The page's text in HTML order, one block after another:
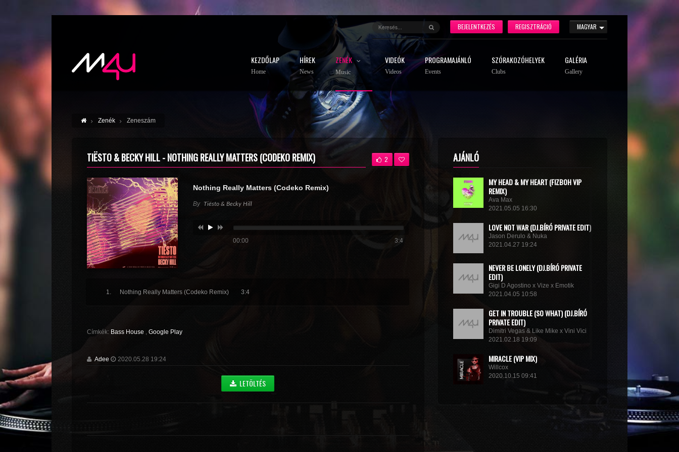
MAGYAR
REGISZTRÁCIÓ
BEJELENTKEZÉS
KEZDŐLAP
Home
HÍREK
News
ZENÉK
Music
VIDEÓK
Videos
PROGRAMAJÁNLÓ
Events
SZÓRAKOZÓHELYEK
Clubs
GALÉRIA
Gallery
Zenék Zeneszám
TIËSTO & BECKY HILL - NOTHING REALLY MATTERS (CODEKO REMIX) 2
Nothing Really Matters (Codeko Remix)
By Tiësto & Becky Hill
00:00 3:4
Nothing Really Matters (Codeko Remix) 3:4
Címkék: Bass House , Google Play
Adee 2020.05.28 19:24
LETÖLTÉS
AJÁNLÓ
MY HEAD & MY HEART (FIZBOH VIP
REMIX)
Ava Max
2021.05.05 16:30
LOVE NOT WAR (DJ.BÍRÓ PRIVATE EDIT)
Jason Derulo & Nuka
2021.04.27 19:24
NEVER BE LONELY (DJ.BÍRÓ PRIVATE
EDIT)
Gigi D Agostino x Vize x Emotik
2021.04.05 10:58
GET IN TROUBLE (SO WHAT) (DJ.BÍRÓ
PRIVATE EDIT)
Dimitri Vegas & Like Mike x Vini Vici
2021.02.18 19:09
MIRACLE (VIP MIX)
Willcox
2020.10.15 09:41
2020.10.11 21:00